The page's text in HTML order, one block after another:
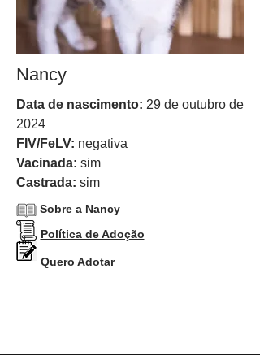
Nancy
Data de nascimento: 29 de outubro de
2024
FIV/FeLV: negativa
Vacinada: sim
Castrada: sim
Sobre a Nancy
Política de Adoção
Quero Adotar